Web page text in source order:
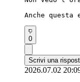
Anche
0
Scrivi una
2026.07.02